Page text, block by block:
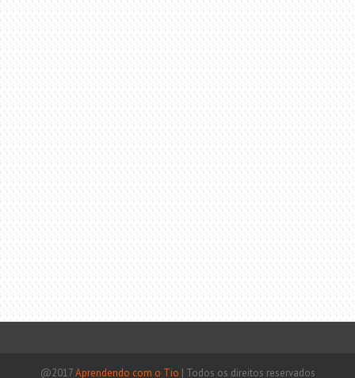
@2017Aprendendo com o Tio | Todos os direitos reservados